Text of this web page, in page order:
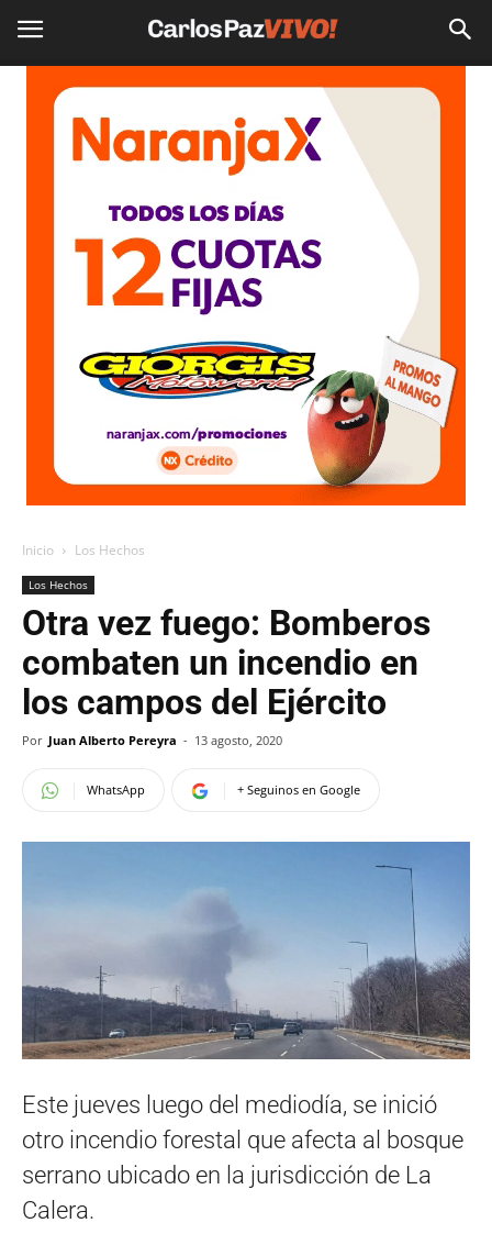
Inicio Los Hechos
Los Hechos
Otra vez fuego: Bomberos
combaten un incendio en
los campos del Ejército
Por Juan Alberto Pereyra - 13 agosto, 2020
WhatsApp + Seguinos en Google
Este jueves luego del mediodía, se inició
otro incendio forestal que afecta al bosque
serrano ubicado en la jurisdicción de La
Calera.